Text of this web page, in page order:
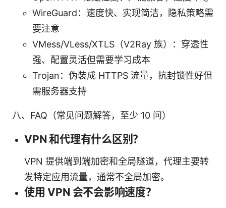
WireGuard：速度快、实现简洁，隐私策略需
要注意
VMess/VLess/XTLS（V2Ray 族）：穿透性
强、配置灵活但需要学习成本
Trojan：伪装成 HTTPS 流量，抗封锁性好但
需服务器支持
八、FAQ（常见问题解答，至少 10 问）
VPN 和代理有什么区别？
VPN 提供端到端加密和全局隧道，代理主要转
发特定应用流量，通常不全局加密。
使用 VPN 会不会影响速度？